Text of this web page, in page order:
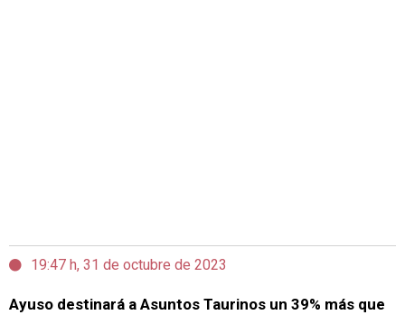
19:47 h, 31 de octubre de 2023
Ayuso destinará a Asuntos Taurinos un 39% más que